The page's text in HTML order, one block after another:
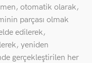
otomatik olarak,
parçası olmak
edilerek,
yeniden
gerçekleştirilen her